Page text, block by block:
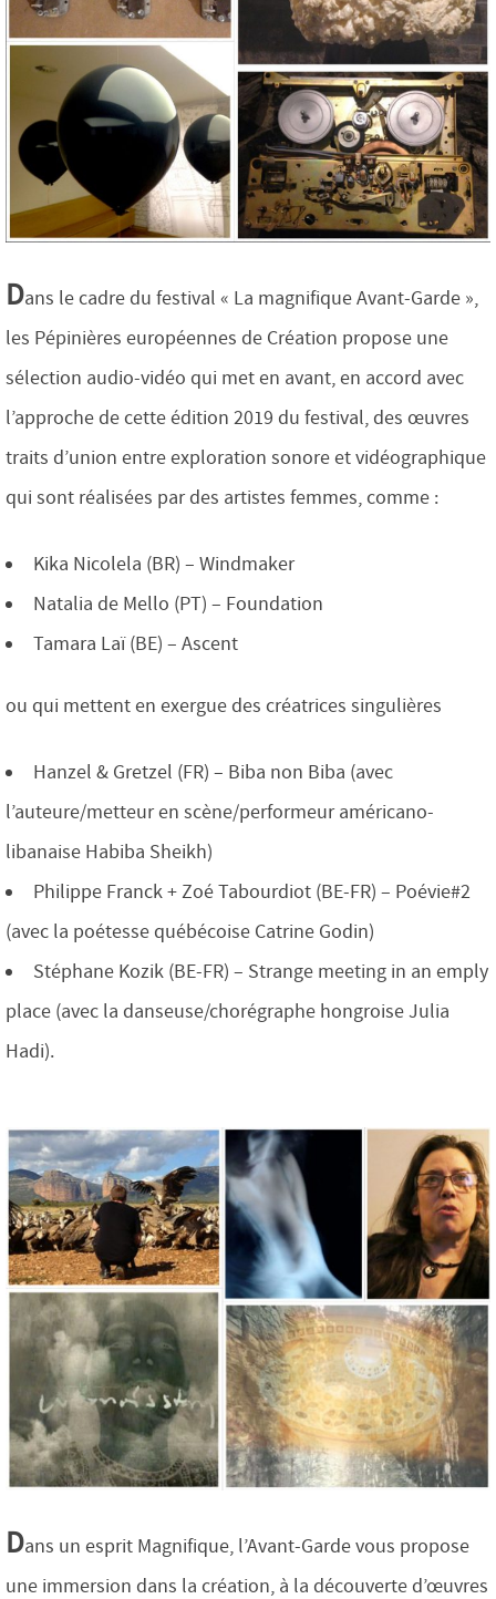
Dans le cadre du festival « La magnifique Avant-Garde »,
les Pépinières européennes de Création propose une
sélection audio-vidéo qui met en avant, en accord avec
l’approche de cette édition 2019 du festival, des œuvres
traits d’union entre exploration sonore et vidéographique
qui sont réalisées par des artistes femmes, comme :
Kika Nicolela (BR) – Windmaker
Natalia de Mello (PT) – Foundation
Tamara Laï (BE) – Ascent
ou qui mettent en exergue des créatrices singulières
Hanzel & Gretzel (FR) – Biba non Biba (avec
l’auteure/metteur en scène/performeur américano-
libanaise Habiba Sheikh)
Philippe Franck + Zoé Tabourdiot (BE-FR) – Poévie#2
(avec la poétesse québécoise Catrine Godin)
Stéphane Kozik (BE-FR) – Strange meeting in an emply
place (avec la danseuse/chorégraphe hongroise Julia
Hadi).
Dans un esprit Magnifique, l’Avant-Garde vous propose
une immersion dans la création, à la découverte d’œuvres